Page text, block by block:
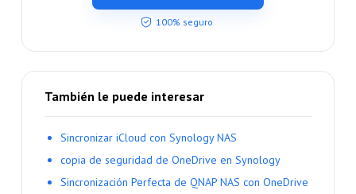
100% seguro
También le puede interesar
Sincronizar iCloud con Synology NAS
copia de seguridad de OneDrive en Synology
Sincronización Perfecta de QNAP NAS con OneDrive